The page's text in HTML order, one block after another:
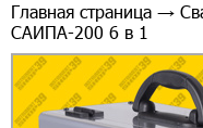
Главная страница →
САИПА-200 6 в 1